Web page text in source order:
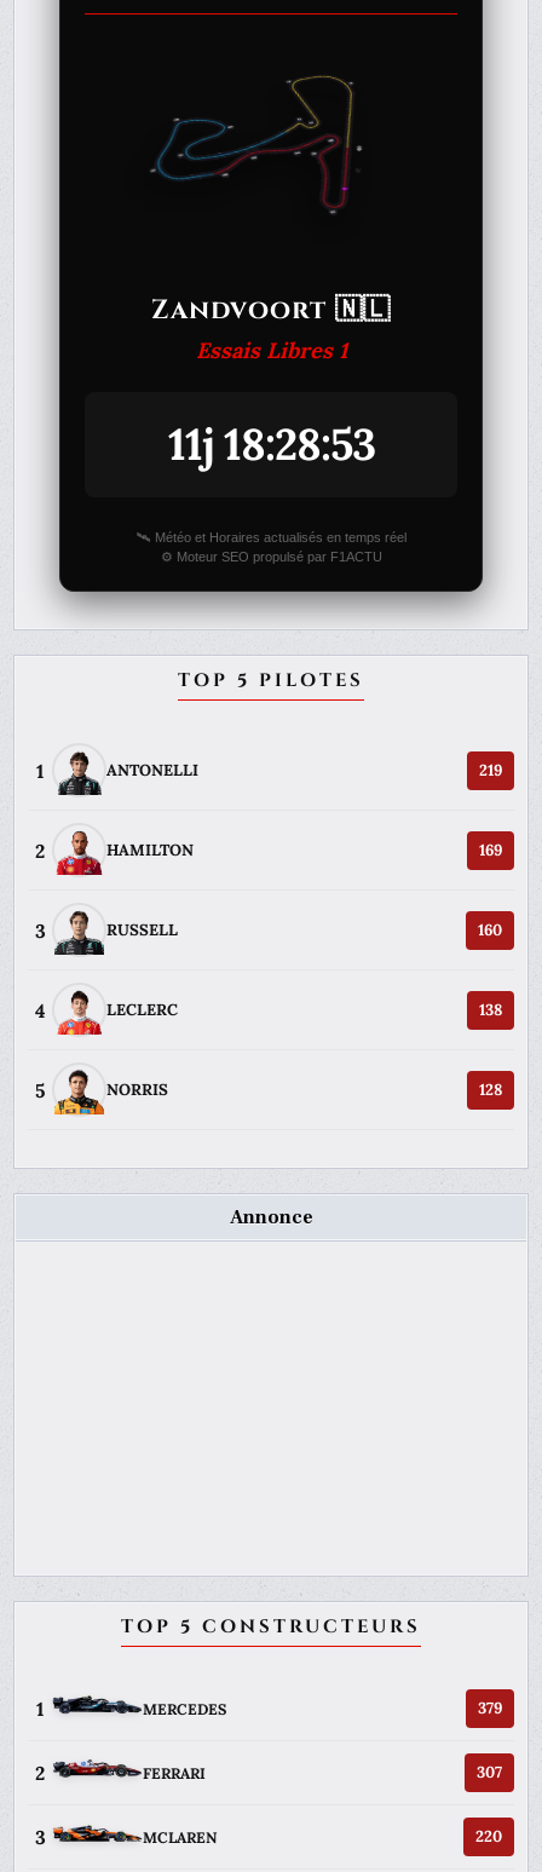
Zandvoort 🇳🇱
Essais Libres 1
11j 18:28:53
🛰️ Météo et Horaires actualisés en temps réel
⚙️ Moteur SEO propulsé par F1ACTU
TOP 5 PILOTES
1 ANTONELLI 219
2 HAMILTON 169
3 RUSSELL 160
4 LECLERC 138
5 NORRIS 128
Annonce
TOP 5 CONSTRUCTEURS
1 MERCEDES 379
2 FERRARI 307
3 MCLAREN 220